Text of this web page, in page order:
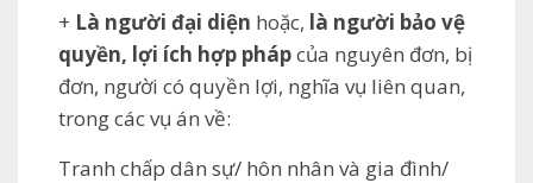
+ Là người đại diện hoặc, là người bảo vệ
quyền, lợi ích hợp phápcủa nguyên đơn, bị
đơn, người có quyền lợi, nghĩa vụ liên quan,
trong các vụ án về:
Tranh chấp dân sự/ hôn nhân và gia đình/